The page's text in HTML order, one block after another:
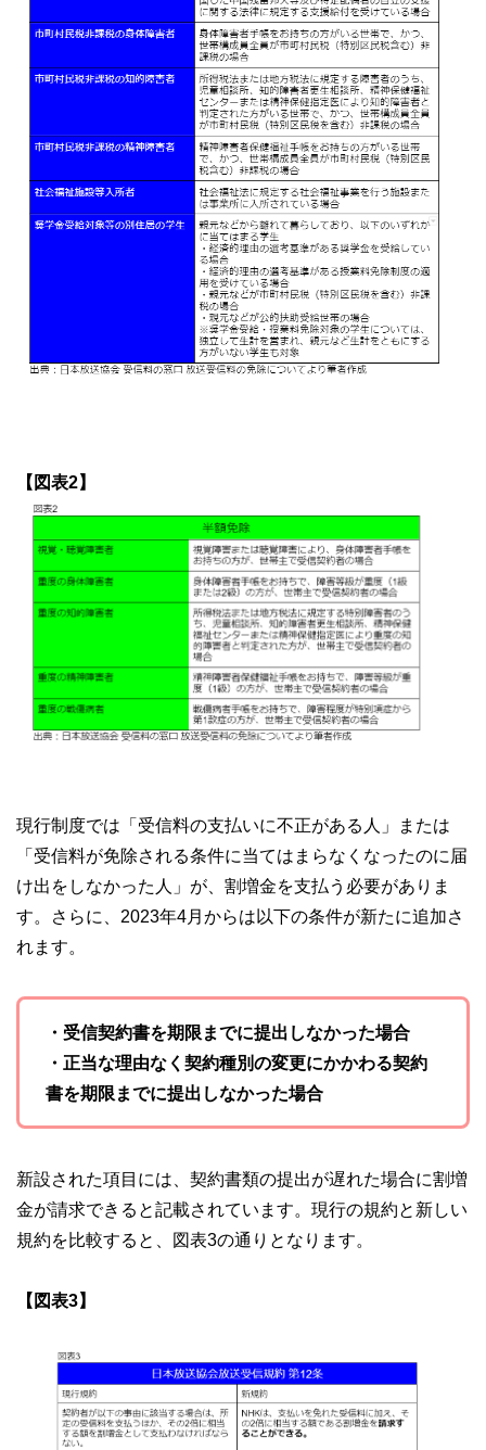
【図表2】
現行制度では「受信料の支払いに不正がある人」または
「受信料が免除される条件に当てはまらなくなったのに届
け出をしなかった人」が、割増金を支払う必要がありま
す。さらに、2023年4月からは以下の条件が新たに追加さ
れます。
・受信契約書を期限までに提出しなかった場合
・正当な理由なく契約種別の変更にかかわる契約
書を期限までに提出しなかった場合
新設された項目には、契約書類の提出が遅れた場合に割増
金が請求できると記載されています。現行の規約と新しい
規約を比較すると、図表3の通りとなります。
【図表3】